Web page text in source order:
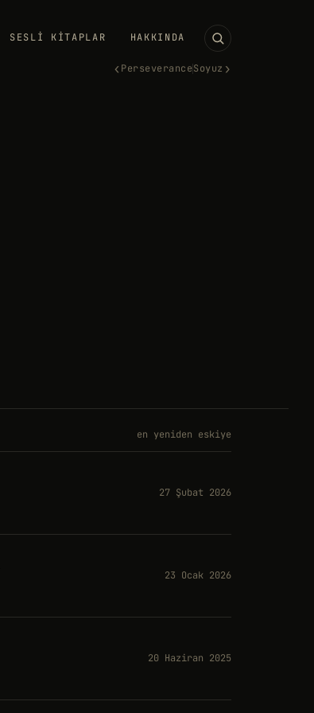
SESLI KITAPLAR HAKKINDA
‹PerseveranceSoyuz ›
en yeniden eskiye
27 Şubat 2026
23 Ocak 2026
20 Haziran 2025